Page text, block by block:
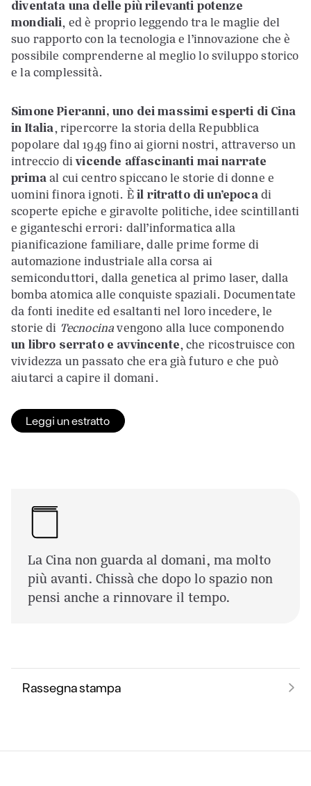
diventata una delle più rilevanti potenze
mondiali, ed è proprio leggendo tra le maglie del
suo rapporto con la tecnologia e l’innovazione che è
possibile comprenderne al meglio lo sviluppo storico
e la complessità.
Simone Pieranni, uno dei massimi esperti di Cina
in Italia, ripercorre la storia della Repubblica
popolare dal 1949 fino ai giorni nostri, attraverso un
intreccio divicende affascinanti mai narrate
primaal cui centro spiccano le storie di donne e
uomini finora ignoti. Èil ritratto di un’epocadi
scoperte epiche e giravolte politiche, idee scintillanti
e giganteschi errori: dall’informatica alla
pianificazione familiare, dalle prime forme di
automazione industriale alla corsa ai
semiconduttori, dalla genetica al primo laser, dalla
bomba atomica alle conquiste spaziali. Documentate
da fonti inedite ed esaltanti nel loro incedere, le
storie di Tecnocinavengono alla luce componendo
un libro serrato e avvincente, che ricostruisce con
vividezza un passato che era già futuro e che può
aiutarci a capire il domani.
Leggi un estratto
La Cina non guarda al domani, ma molto
più avanti. Chissà che dopo lo spazio non
pensi anche a rinnovare il tempo.
Rassegna stampa